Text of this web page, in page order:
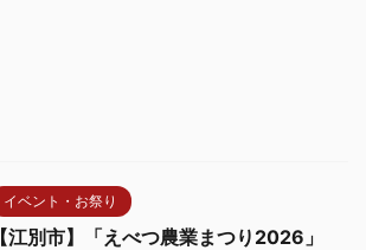
イベント・お祭り
【江別市】「えべつ農業まつり2026」